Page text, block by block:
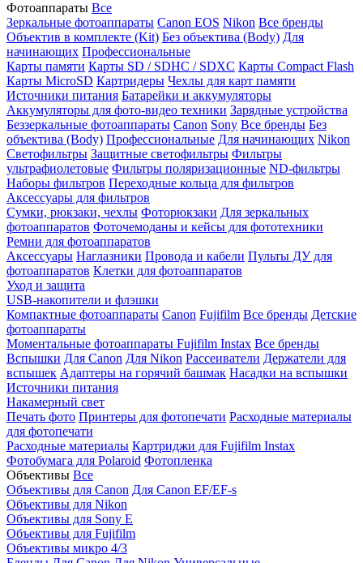
Фотоаппараты Все
Зеркальные фотоаппараты Canon EOS Nikon Все бренды
Объектив в комплекте (Kit) Без объектива (Body) Для
начинающих Профессиональные
Карты памяти Карты SD / SDHC / SDXC Карты Compact Flash
Карты MicroSD Картридеры Чехлы для карт памяти
Источники питания Батарейки и аккумуляторы
Аккумуляторы для фото-видео техники Зарядные устройства
Беззеркальные фотоаппараты Canon Sony Все бренды Без
объектива (Body) Профессиональные Для начинающих Nikon
Светофильтры Защитные светофильтры Фильтры
ультрафиолетовые Фильтры поляризационные ND-фильтры
Наборы фильтров Переходные кольца для фильтров
Аксессуары для фильтров
Сумки, рюкзаки, чехлы Фоторюкзаки Для зеркальных
фотоаппаратов Фоточемоданы и кейсы для фототехники
Ремни для фотоаппаратов
Аксессуары Наглазники Провода и кабели Пульты ДУ для
фотоаппаратов Клетки для фотоаппаратов
Уход и защита
USB-накопители и флэшки
Компактные фотоаппараты Canon Fujifilm Все бренды Детские
фотоаппараты
Моментальные фотоаппараты Fujifilm Instax Все бренды
Вспышки Для Canon Для Nikon Рассеиватели Держатели для
вспышек Адаптеры на горячий башмак Насадки на вспышки
Источники питания
Накамерный свет
Печать фото Принтеры для фотопечати Расходные материалы
для фотопечати
Расходные материалы Картриджи для Fujifilm Instax
Фотобумага для Polaroid Фотопленка
Объективы Все
Объективы для Canon Для Canon EF/EF-s
Объективы для Nikon
Объективы для Sony E
Объективы для Fujifilm
Объективы микро 4/3